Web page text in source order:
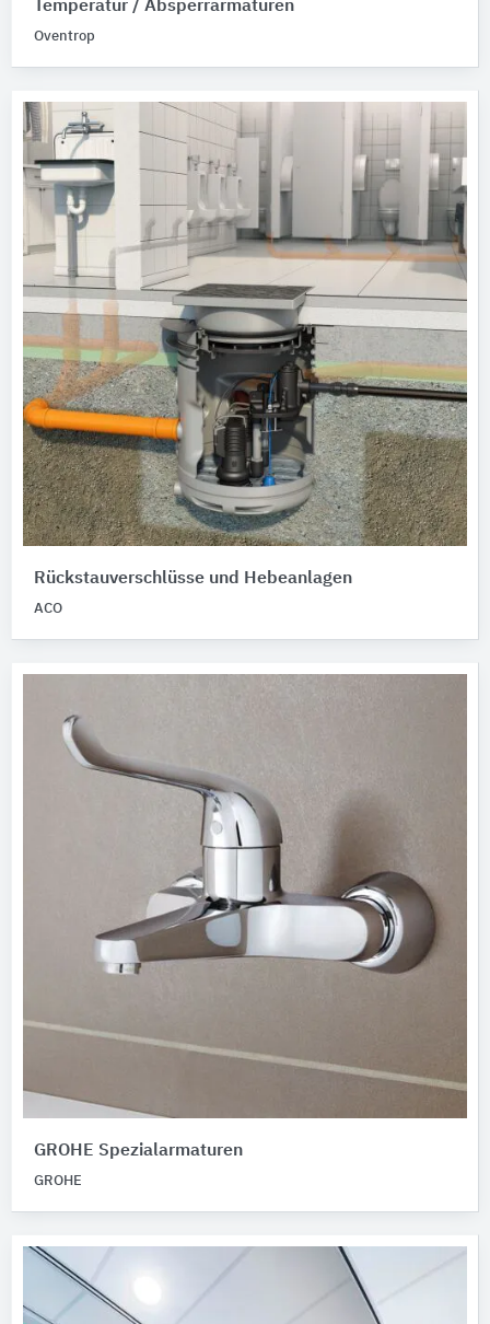
Temperatur / Absperrarmaturen
Oventrop
Rückstauverschlüsse und Hebeanlagen
ACO
GROHE Spezialarmaturen
GROHE